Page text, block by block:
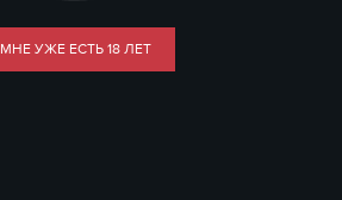
МНЕ УЖЕ ЕСТЬ 18 ЛЕТ